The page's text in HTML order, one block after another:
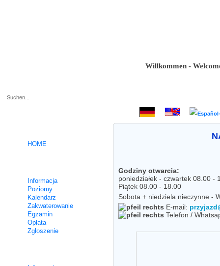
Willkommen - Welcome -
HOME
Informacja
Poziomy
Kalendarz
Zakwaterowanie
Egzamin
Opłata
Zgłoszenie
Godziny otwarcia:
poniedziałek - czwartek 08.00 -
Piątek 08.00 - 18.00
Sobota + niedziela nieczynne -
E-mail:
Telefon /